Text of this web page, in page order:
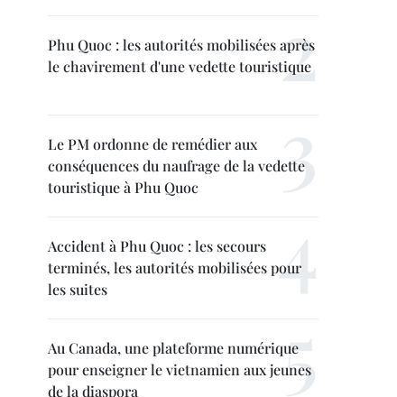
Phu Quoc : les autorités mobilisées après
le chavirement d'une vedette touristique
Le PM ordonne de remédier aux
conséquences du naufrage de la vedette
touristique à Phu Quoc
Accident à Phu Quoc : les secours
terminés, les autorités mobilisées pour
les suites
Au Canada, une plateforme numérique
pour enseigner le vietnamien aux jeunes
de la diaspora